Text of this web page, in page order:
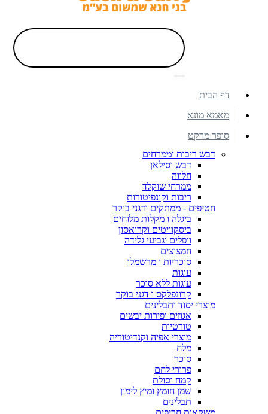
דף הבית
מאמא מונא
סופר מרקט
דבש ריבות וממרחים
דבש וסילאן
חלווה
ממרחי שוקלד
ריבות וקונפיטורות
חטיפים - ממתקים ודגני בוקר
ביגלה ו מקלות מלוחים
ביסקוויטים וקרואסון
וופלים וגביעי גלידה
חמצוצים
סוכריות ו מרשמלו
עוגות
עוגות ללא סוכר
קרונפלקס ו דגני בוקר
מוצרי יסוד ותבלינים
אגוזים ופירות יבשים
טורטיות
מוצרי אפיה וקנדיטוריה
מלח
סוכר
פרורי לחם
קמח וסולת
שמן חומץ ומיץ לימון
תבלינים